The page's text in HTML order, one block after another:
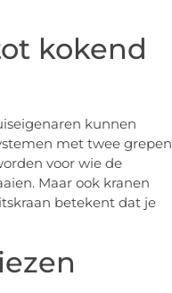
kokend
kunnen
met twee grepen
voor wie de
Maar ook kranen
betekent dat je